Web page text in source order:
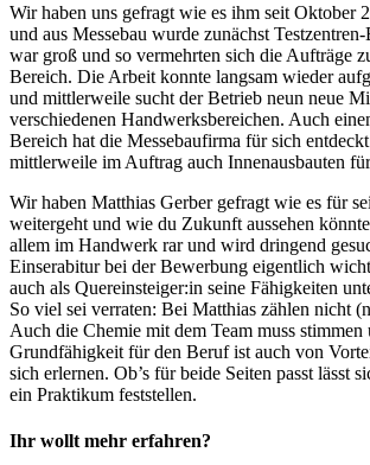
Wir haben uns gefragt wie es ihm seit Oktober
und aus Messebau wurde zunächst
war groß und so vermehrten sich die Aufträge
Bereich. Die Arbeit konnte langsam wieder
und mittlerweile sucht der Betrieb neun neue
verschiedenen Handwerksbereichen. Auch
Bereich hat die Messebaufirma für sich
mittlerweile im Auftrag auch Innenausbauten
Wir haben Matthias Gerber gefragt wie es für
weitergeht und wie du Zukunft aussehen
allem im Handwerk rar und wird dringend
Einserabitur bei der Bewerbung eigentlich
auch als Quereinsteiger:in seine Fähigkeiten
So viel sei verraten: Bei Matthias zählen nicht
Auch die Chemie mit dem Team muss stimmen
Grundfähigkeit für den Beruf ist auch von
sich erlernen. Ob’s für beide Seiten passt lässt
ein Praktikum feststellen.
Ihr wollt mehr erfahren?